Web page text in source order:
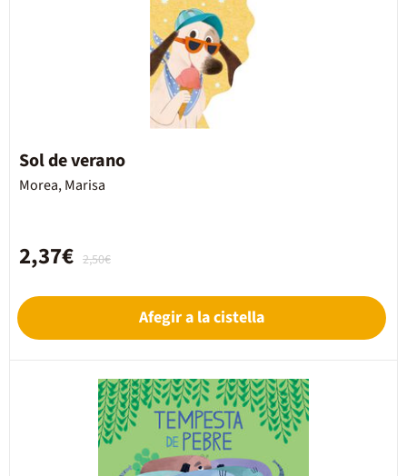
Sol de verano
Morea, Marisa
2,50€
2,37€
Afegir a la cistella